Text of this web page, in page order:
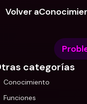
Volver
categorías
Conocimiento
Funciones